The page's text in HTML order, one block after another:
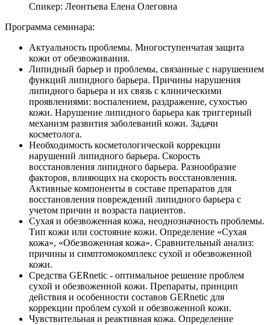
Спикер: Леонтьева Елена Олеговна
Программа семинара:
Актуальность проблемы. Многоступенчатая защита
кожи от обезвоживания.
Липидный барьер и проблемы, связанные с нарушением
функций липидного барьера. Причины нарушения
липидного барьера и их связь с клиническими
проявлениями: воспалением, раздражение, сухостью
кожи. Нарушение липидного барьера как триггерный
механизм развития заболеваний кожи. Задачи
косметолога.
Необходимость косметологической коррекции
нарушений липидного барьера. Скорость
восстановления липидного барьера. Разнообразие
факторов, влияющих на скорость восстановления.
Активные компоненты в составе препаратов для
восстановления повреждений липидного барьера с
учетом причин и возраста пациентов.
Сухая и обезвоженная кожа, неоднозначность проблемы.
Тип кожи или состояние кожи. Определение «Сухая
кожа», «Обезвоженная кожа». Сравнительный анализ:
причины и симптомокомплекс сухой и обезвоженной
кожи.
Средства GERnetic - оптимальное решение проблем
сухой и обезвоженной кожи. Препараты, принцип
действия и особенности составов GERnetic для
коррекции проблем сухой и обезвоженной кожи.
Чувствительная и реактивная кожа. Определение